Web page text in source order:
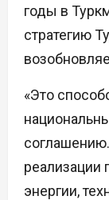
годы в
стратегию
«Это
реализации
энергии,